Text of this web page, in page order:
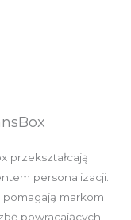
przekształcają
personalizacji.
markom
powracających